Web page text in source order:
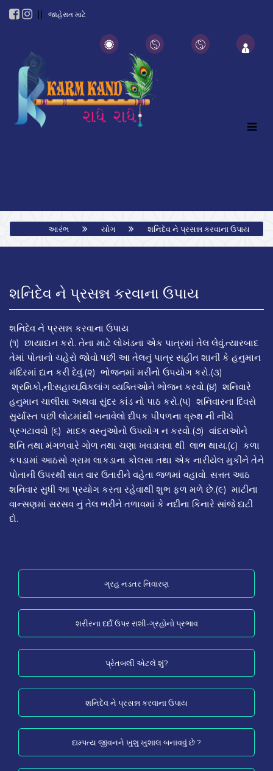
|| જાહેરાત માટે
આરંભ યોગ શનિદેવ ને પ્રસન્ન કરવાના ઉપાય
શનિદેવ ને પ્રસન્ન કરવાના ઉપાય
શનિદેવ ને પ્રસન્ન કરવાના ઉપાય
(૧) છાયાદાન કરો. તેના માટે લોખંડના એક પાત્રમાં તેલ લેવું.ત્યારબાદ
તેમાં પોતાનો ચહેરો જોવો.પછી આ તેલનું પાત્ર સહીત શાની કે હનુમાન
મંદિરમાં દાન કરી દેવું.(૨) ભોજનમાં મરીનો ઉપયોગ કરો.(૩)
શ્રમિકો,ની:સહાય,વિકલાંગ વ્યક્તિઓને ભોજન કરવો.(૪) શનિવારે
હનુમાન ચાલીસા અથવા સુંદર કાંડ નો પાઠ કરો.(૫) શનિવારના દિવસે
સુર્યાસ્ત પછી લોટમાંથી બનાવેલો દીપક પીપળના વ્રુક્ષ ની નીચે
પ્રગટાવવો (૬) માદક વસ્તુઓનો ઉપયોગ ન કરવો.(૭) વાંદરાઓને
શનિ તથા મંગળવારે ગોળ તથા ચણા ખવડાવવા થી લાભ થાય.(૮) કળા
કપડામાં આઠસો ગ્રામ લાકડાના કોલસા તથા એક નારીયેલ મુકીને તેને
પોતાની ઉપરથી સાત વાર ઉતારીને વહેતા જળમાં વહાવો. સત્તત આઠ
શનિવાર સુધી આ પ્રયોગ કરતા રહેવાથી શુભ ફળ મળે છે.(૯) માટીના
વાન્સણમાં સરસવ નું તેલ ભરીને તળાવમાં કે નદીના કિનારે સાંજે દાટી
દો.
ગ્રહ નડતર નિવારણ
શરીરના દર્દો ઉપર રાશી-ગ્રહોનો પ્રભાવ
પ્રેતબલી એટલે શું?
શનિદેવ ને પ્રસન્ન કરવાના ઉપાય
દામ્પત્ય જીવનને ખુશુ ખુશાલ બનાવવું છે ?